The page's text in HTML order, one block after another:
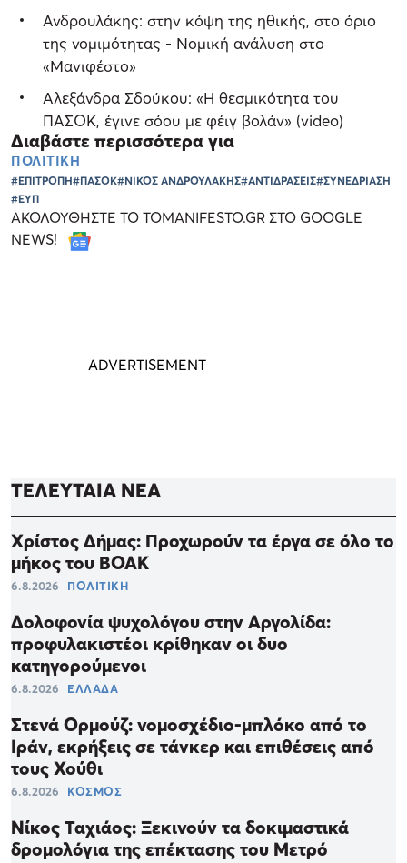
Ανδρουλάκης: στην κόψη της ηθικής, στο όριο
της νομιμότητας - Νομική ανάλυση στο
«Μανιφέστο»
Αλεξάνδρα Σδούκου: «Η θεσμικότητα του
ΠΑΣΟΚ, έγινε σόου με φέιγ βολάν» (video)
Διαβάστε περισσότερα για
ΠΟΛΙΤΙΚΗ
#ΕΠΙΤΡΟΠΗ#ΠΑΣΟΚ#ΝΙΚΟΣ ΑΝΔΡΟΥΛΑΚΗΣ#ΑΝΤΙΔΡΑΣΕΙΣ#ΣΥΝΕΔΡΙΑΣΗ
#ΕΥΠ
ΑΚΟΛΟΥΘΗΣΤΕ ΤΟ TOMANIFESTO.GR ΣΤΟ GOOGLE
NEWS!
ΤΕΛΕΥΤΑΙΑ ΝΕΑ
Χρίστος Δήμας: Προχωρούν τα έργα σε όλο το
μήκος του ΒΟΑΚ
6.8.2026 ΠΟΛΙΤΙΚΗ
Δολοφονία ψυχολόγου στην Αργολίδα:
προφυλακιστέοι κρίθηκαν οι δυο
κατηγορούμενοι
6.8.2026 ΕΛΛΑΔΑ
Στενά Ορμούζ: νομοσχέδιο-μπλόκο από το
Ιράν, εκρήξεις σε τάνκερ και επιθέσεις από
τους Χούθι
6.8.2026 ΚΟΣΜΟΣ
Νίκος Ταχιάος: Ξεκινούν τα δοκιμαστικά
δρομολόγια της επέκτασης του Μετρό